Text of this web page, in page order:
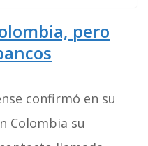
pero
confirmó en su
Colombia su